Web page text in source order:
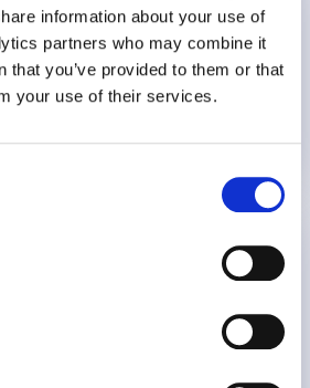
information about your use of
partners who may combine it
that you’ve provided to them or that
your use of their services.
Lee mas